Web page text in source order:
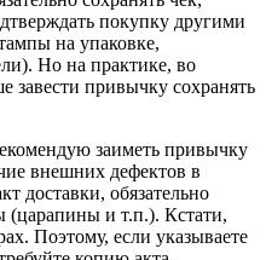
покупку другими
на упаковке,
Но на практике, во
завести привычку сохранять
заиметь привычку
внешних дефектов в
доставки, обязательно
(царапины и т.п.). Кстати,
Поэтому, если указываете